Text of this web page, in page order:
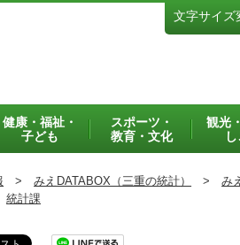
文字サイズ
健康・福祉・
子ども
スポーツ・
教育・文化
観光
> みえDATABOX（三重の統計） > み
統計課